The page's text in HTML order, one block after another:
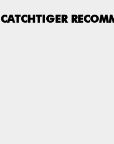
CATCHTIGER